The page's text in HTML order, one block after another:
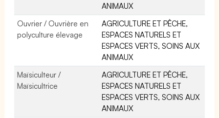
ANIMAUX
Ouvrier / Ouvrière en
polyculture élevage
AGRICULTURE ET PÊCHE,
ESPACES NATURELS ET
ESPACES VERTS, SOINS AUX
ANIMAUX
Maïsiculteur /
Maïsicultrice
AGRICULTURE ET PÊCHE,
ESPACES NATURELS ET
ESPACES VERTS, SOINS AUX
ANIMAUX